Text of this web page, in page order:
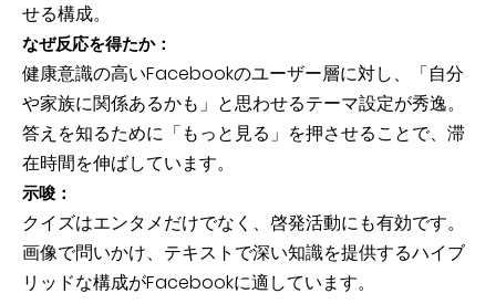
せる構成。
なぜ反応を得たか：
健康意識の高いFacebookのユーザー層に対し、「自分
や家族に関係あるかも」と思わせるテーマ設定が秀逸。
答えを知るために「もっと見る」を押させることで、滞
在時間を伸ばしています。
示唆：
クイズはエンタメだけでなく、啓発活動にも有効です。
画像で問いかけ、テキストで深い知識を提供するハイブ
リッドな構成がFacebookに適しています。